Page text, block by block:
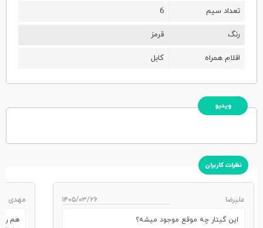
تعداد سیم 6
رنگ قرمز
اقلام همراه کابل
ویدیو
نظرات کاربران
علیرضا ۱۴۰۵/۰۳/۲۶
این گیتار چه موقع موجود میشه؟
مهدی
هم